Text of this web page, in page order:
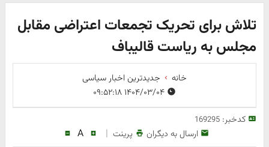
تلاش برای تحریک تجمعات اعتراضی مقابل
مجلس به ریاست قالیباف
خانه
جدیدترین اخبار سیاسی
کدخبر:169295
ارسال به دیگران پرینت |
A